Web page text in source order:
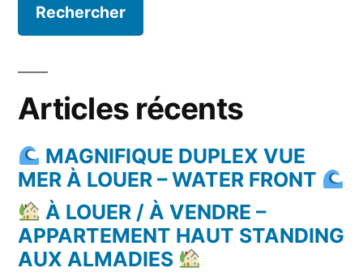
Articles récents
MAGNIFIQUE DUPLEX VUE
MER À LOUER – WATER FRONT
À LOUER / À VENDRE –
APPARTEMENT HAUT STANDING
AUX ALMADIES